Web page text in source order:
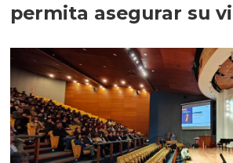
permita asegurar su